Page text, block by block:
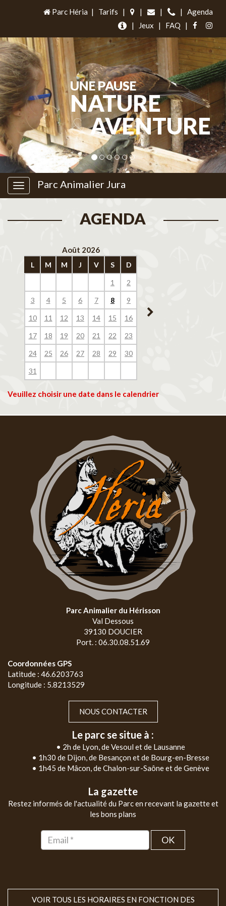
Parc Héria | Tarifs | | | |
Agenda
|
Jeux | FAQ |
UNE PAUSE
NATURE
&AVENTURE
Parc Animalier Jura
AGENDA
Août 2026
L M M J V S D
1 2
3 4 5 6 7 8 9
10 11 12 13 14 15 16
17 18 19 20 21 22 23
24 25 26 27 28 29 30
31
14
Veuillez choisir une date dans le calendrier
Parc Animalier du Hérisson
Val Dessous
39130 DOUCIER
Port. : 06.30.08.51.69
Coordonnées GPS
Latitude : 46.6203763
Longitude : 5.8213529
NOUS CONTACTER
Le parc se situe à :
• 2h de Lyon, de Vesoul et de Lausanne
• 1h30 de Dijon, de Besançon et de Bourg-en-Bresse
• 1h45 de Mâcon, de Chalon-sur-Saône et de Genève
La gazette
Restez informés de l'actualité du Parc en recevant la gazette et
les bons plans
OK
VOIR TOUS LES HORAIRES EN FONCTION DES